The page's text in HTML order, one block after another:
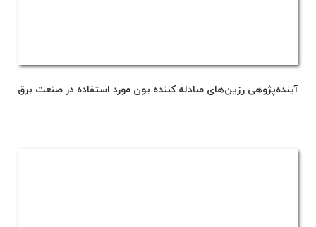
آینده‌پژوهی رزین‌های مبادله کننده یون مورد استفاده در صنعت برق